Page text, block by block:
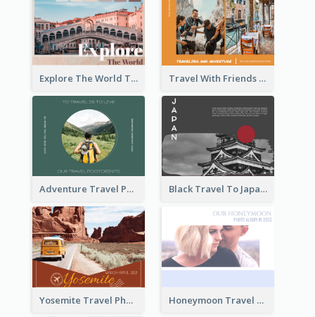
Explore The World Travel Photo Book Travel With Friends Photo Book
Adventure Travel Photo Book Black Travel To Japan Photo Book
Yosemite Travel Photo Book Honeymoon Travel Photo Book